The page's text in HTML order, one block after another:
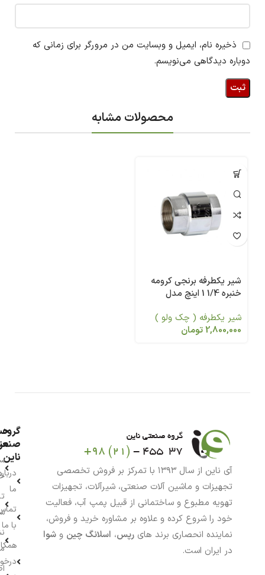
ذخیره نام، ایمیل و وبسایت من در مرورگر برای زمانی که
دوباره دیدگاهی می‌نویسم.
محصولات مشابه
شیر یکطرفه برنجی کرومه
خنبره 1/4 1 اینچ مدل
شیر یکطرفه ( چک ولو )
2,800,000تومان
آی ناین از سال ۱۳۹۳ با تمرکز بر فروش تخصصی
تجهیزات و ماشین آلات صنعتی، شیرآلات، تجهیزات
تهویه مطبوع و ساختمانی از قبیل پمپ آب، فعالیت
خود را شروع کرده و علاوه بر مشاوره خرید و فروش،
نماینده انحصاری برند های رپس، اسلانگ چین و شوا
در ایران است.
گروه
ناین
ما
با ما